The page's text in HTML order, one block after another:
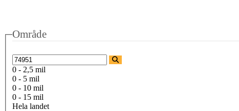
Område
0 - 2,5 mil
0 - 5 mil
0 - 10 mil
0 - 15 mil
Hela landet